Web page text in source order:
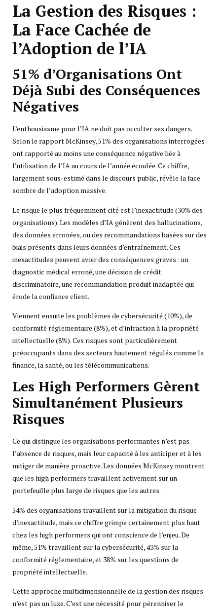
La Gestion des Risques :
La Face Cachée de
l’Adoption de l’IA
51% d’Organisations Ont
Déjà Subi des Conséquences
Négatives
L’enthousiasme pour l’IA ne doit pas occulter ses dangers.
Selon le rapport McKinsey, 51% des organisations interrogées
ont rapporté au moins une conséquence négative liée à
l’utilisation de l’IA au cours de l’année écoulée. Ce chiffre,
largement sous-estimé dans le discours public, révèle la face
sombre de l’adoption massive.
Le risque le plus fréquemment cité est l’inexactitude (30% des
organisations). Les modèles d’IA génèrent des hallucinations,
des données erronées, ou des recommandations basées sur des
biais présents dans leurs données d’entraînement. Ces
inexactitudes peuvent avoir des conséquences graves : un
diagnostic médical erroné, une décision de crédit
discriminatoire, une recommandation produit inadaptée qui
érode la confiance client.
Viennent ensuite les problèmes de cybersécurité (10%), de
conformité réglementaire (8%), et d’infraction à la propriété
intellectuelle (8%). Ces risques sont particulièrement
préoccupants dans des secteurs hautement régulés comme la
finance, la santé, ou les télécommunications.
Les High Performers Gèrent
Simultanément Plusieurs
Risques
Ce qui distingue les organisations performantes n’est pas
l’absence de risques, mais leur capacité à les anticiper et à les
mitiger de manière proactive. Les données McKinsey montrent
que les high performers travaillent activement sur un
portefeuille plus large de risques que les autres.
54% des organisations travaillent sur la mitigation du risque
d’inexactitude, mais ce chiffre grimpe certainement plus haut
chez les high performers qui ont conscience de l’enjeu. De
même, 51% travaillent sur la cybersécurité, 43% sur la
conformité réglementaire, et 38% sur les questions de
propriété intellectuelle.
Cette approche multidimensionnelle de la gestion des risques
n’est pas un luxe. C’est une nécessité pour pérenniser le